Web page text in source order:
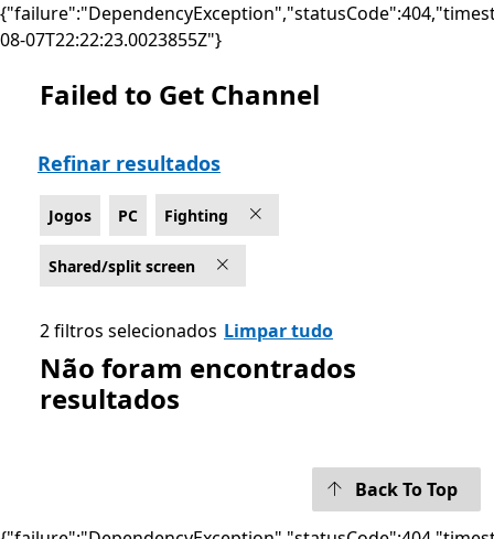
08-07T22:22:23.0023855Z"}
List Microsoft.com
Failed to Get Channel
Refinar resultados
Jogos PC Fighting
Shared/split screen
2 filtros selecionados Limpar tudo
Não foram encontrados
resultados
Back To Top